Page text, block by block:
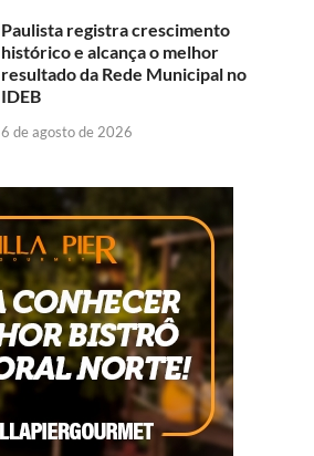
Paulista registra crescimento
histórico e alcança o melhor
resultado da Rede Municipal no
IDEB
6 de agosto de 2026